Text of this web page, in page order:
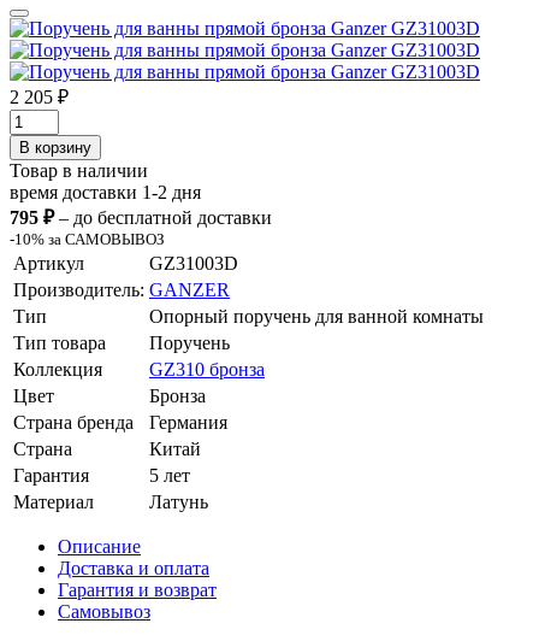
2 205 ₽
В корзину
Товар в наличии
время доставки 1-2 дня
795 ₽– до бесплатной доставки
-10% за САМОВЫВОЗ
Артикул
GZ31003D
Производитель: GANZER
Тип
Опорный поручень для ванной комнаты
Тип товара
Поручень
Коллекция
GZ310 бронза
Цвет
Бронза
Страна бренда
Германия
Страна
Китай
Гарантия
5 лет
Материал
Латунь
Описание
Доставка и оплата
Гарантия и возврат
Самовывоз